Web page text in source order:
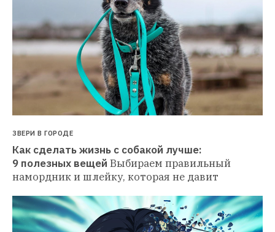
ЗВЕРИ В ГОРОДЕ
Как сделать жизнь с собакой лучше:
9 полезных вещей Выбираем правильный
намордник и шлейку, которая не давит